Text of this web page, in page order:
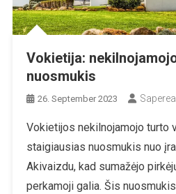
Vokietija:
nuosmukis
26. September 2023
Vokietijos nekilnojamojo turto
staigiausias nuosmukis nuo
Akivaizdu, kad sumažėjo
perkamoji galia. Šis